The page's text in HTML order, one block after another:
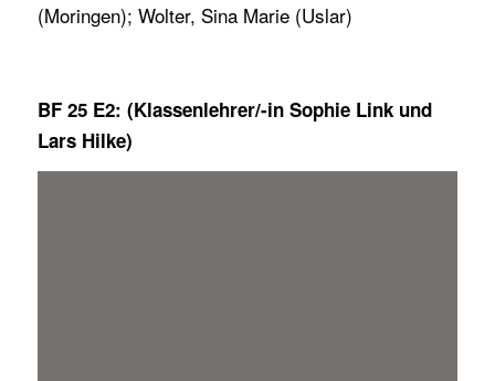
(Moringen); Wolter, Sina Marie (Uslar)
BF 25 E2: (Klassenlehrer/-in Sophie Link und
Lars Hilke)